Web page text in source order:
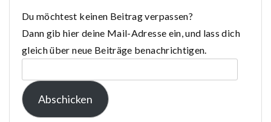
Du möchtest keinen Beitrag verpassen?
Dann gib hier deine Mail-Adresse ein, und lass dich
gleich über neue Beiträge benachrichtigen.
Mail-
Adresse:
Abschicken